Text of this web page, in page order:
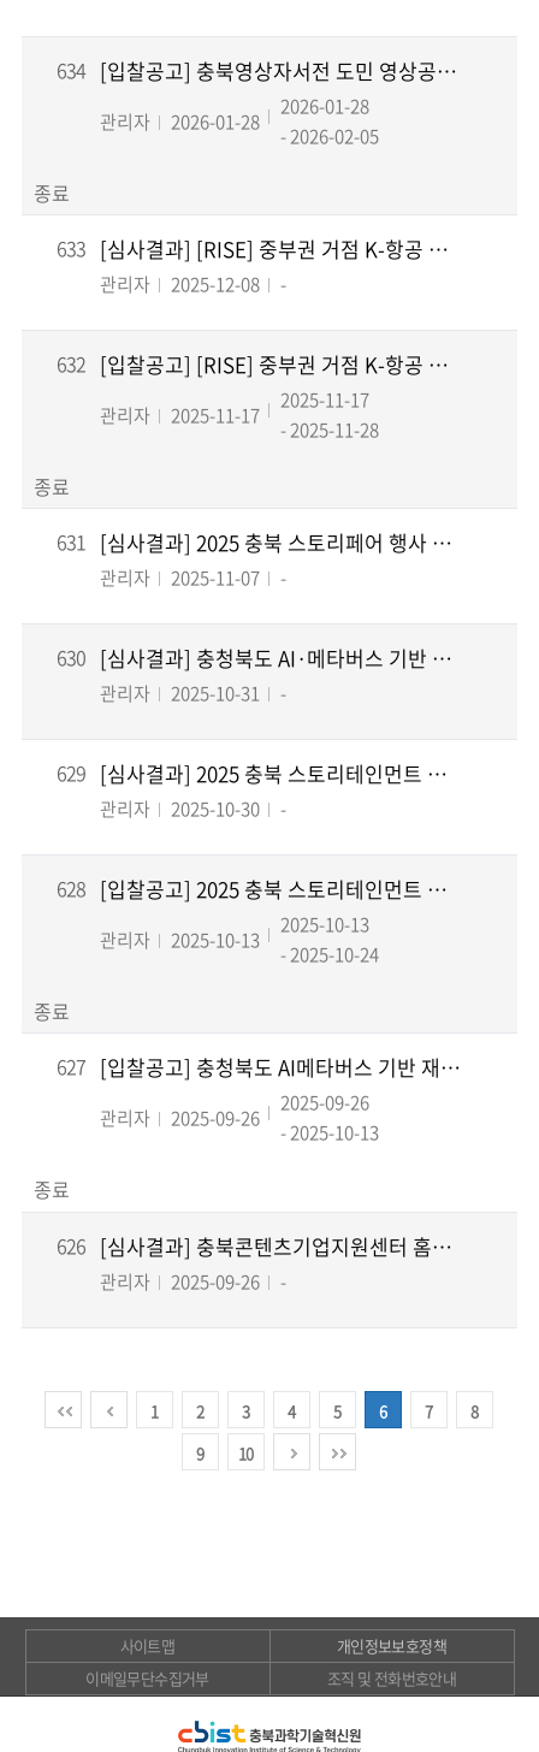
634 [입찰공고] 충북영상자서전 도민 영상공유 플랫폼 고도화 사업
관리자 2026-01-28
2026-01-28
- 2026-02-05
종료
633
[심사결과] [RISE] 중부권 거점 K-항공 MRO 융합인재 양성을 위한 교육용 VR 콘...
관리자 2025-12-08 -
632 [입찰공고] [RISE] 중부권 거점 K-항공 MRO 융합인재 양성을 위한 교육용 VR 콘...
관리자 2025-11-17
2025-11-17
- 2025-11-28
종료
631
[심사결과] 2025 충북 스토리페어 행사 운영 용역
관리자 2025-11-07 -
630 [심사결과] 충청북도 AI·메타버스 기반 재난안전관리체계 강화사업 성과분석 및 신규사업 기...
관리자 2025-10-31 -
629 [심사결과] 2025 충북 스토리테인먼트 산업육성 실태조사 및 전략수립 용역
관리자 2025-10-30 -
628 [입찰공고] 2025 충북 스토리테인먼트 산업육성 실태조사 및 전략수립 용역
관리자 2025-10-13
2025-10-13
- 2025-10-24
종료
627
[입찰공고] 충청북도 AI메타버스 기반 재난안전관리체계 강화사업 성과분석 및 신규사업 기획...
관리자 2025-09-26
2025-09-26
- 2025-10-13
종료
626
[심사결과] 충북콘텐츠기업지원센터 홈페이지 구축 용역
관리자 2025-09-26 -
1 2 3 4 5 6 7
8
9
10
사이트맵
개인정보보호정책
이메일무단수집거부
조직 및 전화번호안내